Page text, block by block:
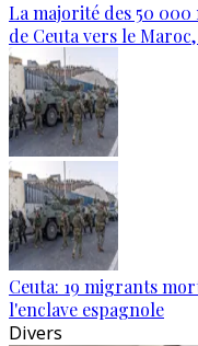
La majorité des 50
de Ceuta vers le
Ceuta: 19 migrants
l'enclave espagnole
Divers